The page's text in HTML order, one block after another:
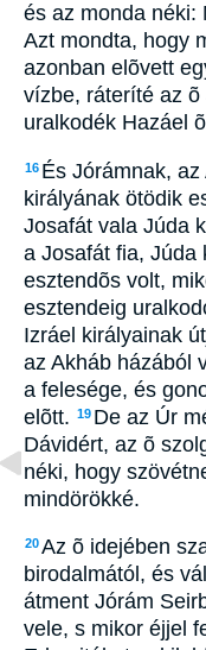
és az monda néki:
Azt mondta, hogy
azonban elõvett
vízbe, ráteríté az
uralkodék Hazáel
16 És Jórámnak,
királyának ötödik
Josafát vala Júda
a Josafát fia, Júda
esztendõs volt,
esztendeig
Izráel királyainak
az Akháb házából
a felesége, és
elõtt. 19 De az Úr
Dávidért, az õ
néki, hogy
mindörökké.
20Az õ idejében
birodalmától, és
átment Jórám
vele, s mikor éjjel